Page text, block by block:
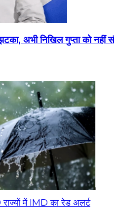
अभी निखिल गुप्ता को नहीं
राज्यों में IMD का रेड अलर्ट